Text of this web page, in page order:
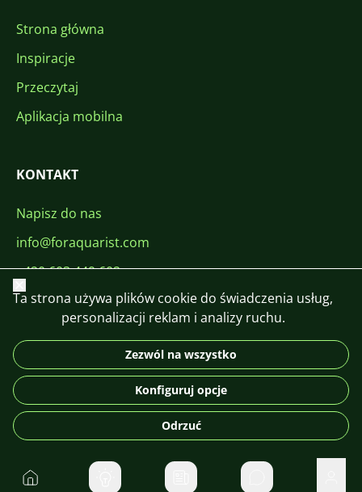
Strona główna
Inspiracje
Przeczytaj
Aplikacja mobilna
KONTAKT
Napisz do nas
info@foraquarist.com
+420 603 449 602
DE
© 2026 For Aquarist
Do domu Prywatne
Zamknij
Ta strona używa plików cookie do świadczenia usług,
personalizacji reklam i analizy ruchu.
Zezwól na wszystko
Konfiguruj opcje
Odrzuć